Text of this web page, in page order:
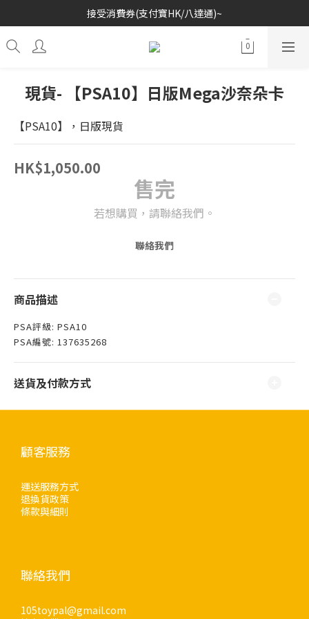
歡迎各位玩具收藏家~
接受消費券(支付寶HK/八達通)~
歡迎各位玩具收藏家~
現貨- 【PSA10】日版Mega沙奈朵卡
【PSA10】，日版現貨
HK$1,050.00
售完
若想購買，請聯絡我們。
聯絡我們
商品描述
PSA評級: PSA10
PSA編號: 137635268
送貨及付款方式
顧客服務
運送服務方式
退換貨政策
條款與細則
聯絡我們
105toypal@gmail.com